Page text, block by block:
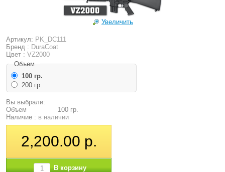
Увеличить
Артикул: PK_DC111
Бренд : DuraCoat
Цвет : VZ2000
Объем
100 гр.
200 гр.
Вы выбрали:
Объем
100 гр.
Наличие : в наличии
2,200.00 р.
В корзину